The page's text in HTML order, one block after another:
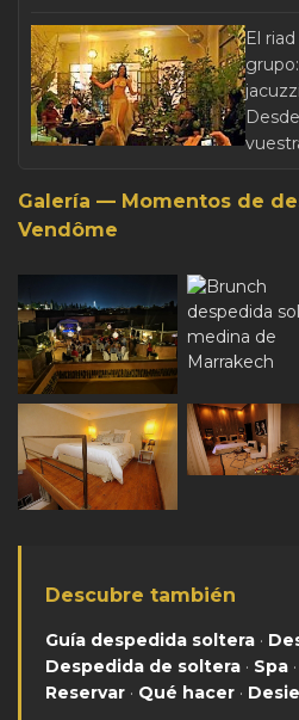
El
Galería — Momentos de
Vendôme
Descubre también
Guía despedida soltera ·
Despedida de soltera · Spa ·
Reservar · Qué hacer ·